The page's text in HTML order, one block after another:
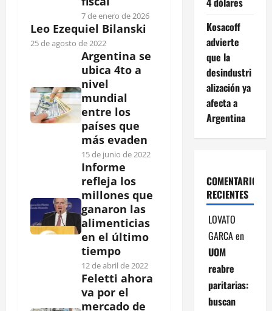
7 de enero de 2026
Leo Ezequiel Bilanski
25 de agosto de 2022
Argentina se
ubica 4to a
nivel
mundial
entre los
países que
más evaden
15 de junio de 2022
Informe
refleja los
millones que
ganaron las
alimenticias
en el último
tiempo
12 de abril de 2022
Feletti ahora
va por el
mercado de
Kosacoff
advierte
que la
desindustri
alización ya
afecta a
Argentina
COMENTARIOS
RECIENTES
LOVATO
GARCAen
UOM
reabre
paritarias:
buscan